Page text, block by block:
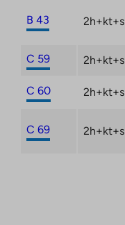
B 43 2h+kt+s
C 59 2h+kt+s
C 60 2h+kt+s
C 69 2h+kt+s